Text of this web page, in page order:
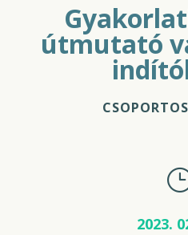
útmutató
2023.